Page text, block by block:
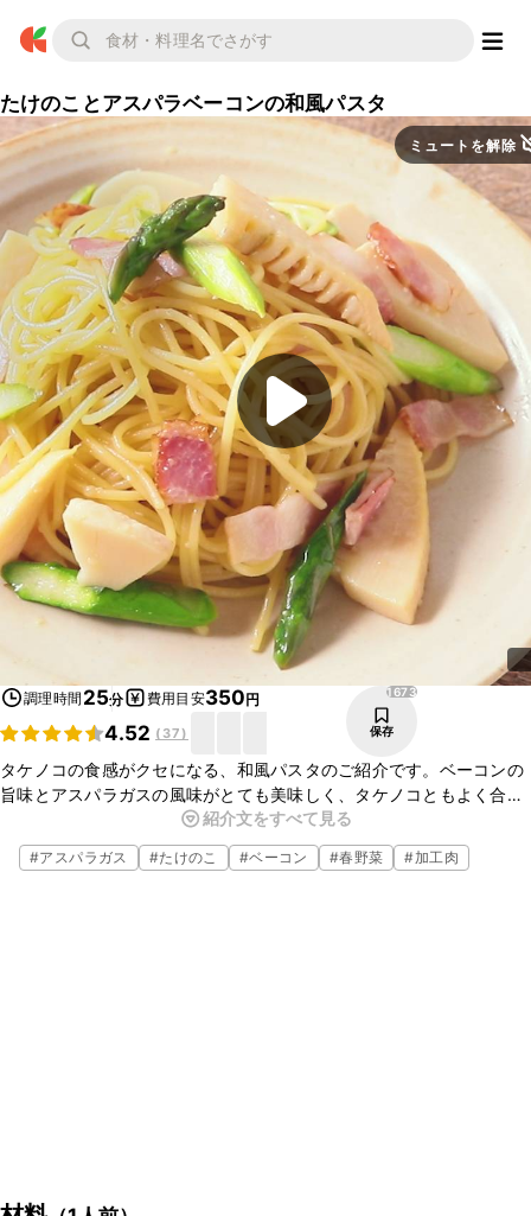
たけのことアスパラベーコンの和風パスタ
ミュートを解除
調理時間 25分 費用目安350円
4.52 ( 37)
1673
保存
タケノコの食感がクセになる、和風パスタのご紹介です。ベーコンの
旨味とアスパラガスの風味がとても美味しく、タケノコともよく合う
一品です。シンプルな味つけですので、お好きな具材を入れてお楽し
みくださいね。
紹介文をすべて見る
#アスパラガス #たけのこ #ベーコン #春野菜 #加工肉